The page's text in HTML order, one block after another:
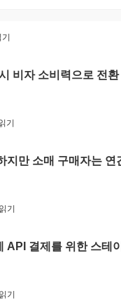
기
비자 소비력으로 전환
기
지만 소매 구매자는 연
기
API 결제를 위한 스테
기